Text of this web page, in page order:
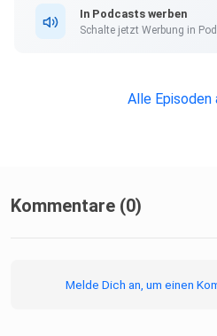
In Podcasts werben
Schalte jetzt Werbung in
Alle Episoden
Kommentare (0)
Melde Dich an, um einen